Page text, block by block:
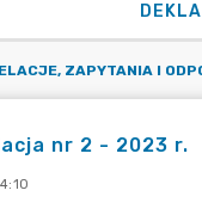
ZAPYTANIA I
nr 2 - 2023 r.